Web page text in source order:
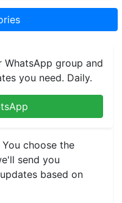
WhatsApp group and
you need. Daily.
choose the
send you
based on